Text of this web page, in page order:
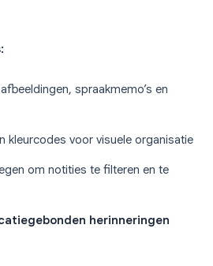
spraakmemo’s en
kleurcodes voor visuele organisatie
om notities te filteren en te
herinneringen